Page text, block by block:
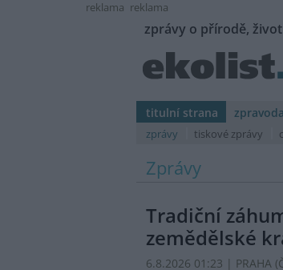
reklama reklama
zprávy o přírodě,
titulní strana
zprávy tiskové zprávy
Zprávy
Tradiční
zemědělské
6.8.2026 01:23 | PRAHA (